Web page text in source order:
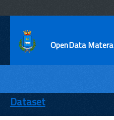
OpenData Matera
ENTI
TEMI
Dataset